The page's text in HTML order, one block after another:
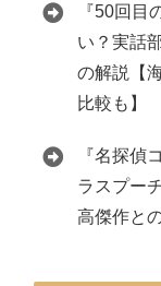
『50回目
い？実話
の解説【
比較も】
『名探偵
ラスプー
高傑作と